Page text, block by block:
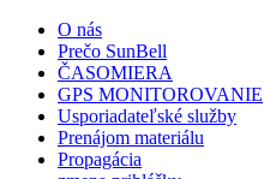
O nás
Prečo SunBell
ČASOMIERA
GPS MONITOROVANIE
Usporiadateľské služby
Prenájom materiálu
Propagácia